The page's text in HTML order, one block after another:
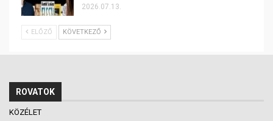
2026.07.13.
ELŐZŐ KÖVETKEZŐ
ROVATOK
KÖZÉLET